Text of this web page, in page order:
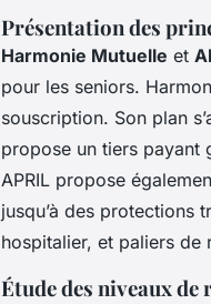
Présentation des
Harmonie Mutuelle et
pour les seniors.
souscription. Son plan
propose un tiers payant
APRIL propose
jusqu’à des protections
hospitalier, et paliers de
Étude des niveaux